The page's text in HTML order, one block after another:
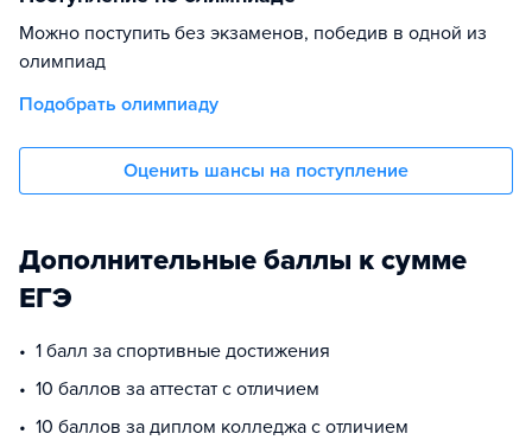
Можно поступить без экзаменов, победив в одной из
олимпиад
Подобрать олимпиаду
Оценить шансы на поступление
Дополнительные баллы к сумме
ЕГЭ
1 балл за спортивные достижения
10 баллов за аттестат с отличием
10 баллов за диплом колледжа с отличием